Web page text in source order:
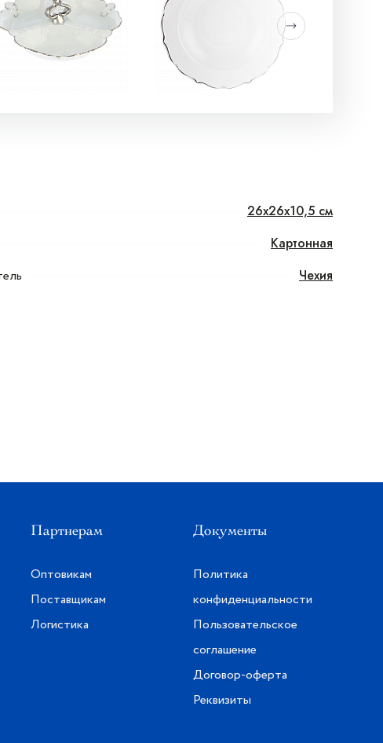
26x26x10,5 см
Картонная
Чехия
Партнерам
Оптовикам
Поставщикам
Логистика
Документы
Политика
конфиденциальности
Пользовательское
соглашение
Договор-оферта
Реквизиты